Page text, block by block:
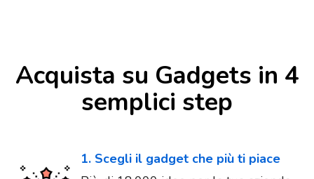
Acquista su Gadgets in 4
semplici step
1. Scegli il gadget che più ti piace